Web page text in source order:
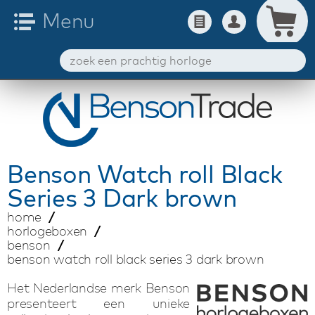
Benson Watch roll Black
Series 3 Dark brown
home
horlogeboxen
benson
benson watch roll black series 3 dark brown
Het Nederlandse merk Benson
presenteert een unieke